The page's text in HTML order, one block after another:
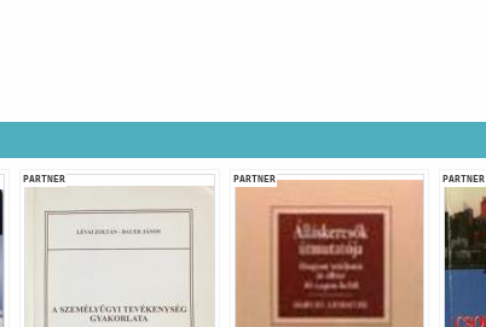
PARTNER PARTNER PARTNER